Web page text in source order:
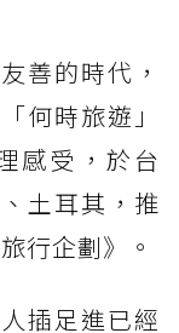
善的時代，
何時旅遊」
感受，於台
土耳其，推
行企劃》。
插足進已經